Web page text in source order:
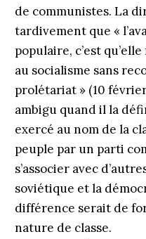
de communistes. La
tardivement que «
populaire, c’est
au socialisme sans
prolétariat » (10
ambigu quand il la
exercé au nom de la
peuple par un parti
s’associer avec
soviétique et la
différence serait de
nature de classe.